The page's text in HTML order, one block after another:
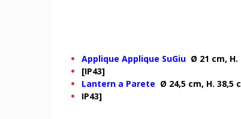
Applique Applique SuGiu Ø 21 cm, H.
[IP43]
Lantern a Parete Ø 24,5 cm, H. 38,5
IP43]